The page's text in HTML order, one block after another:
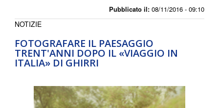
Pubblicato il: 08/11/2016 - 09:10
FOTOGRAFARE IL PAESAGGIO
TRENT'ANNI DOPO IL «VIAGGIO IN
ITALIA» DI GHIRRI
NOTIZIE